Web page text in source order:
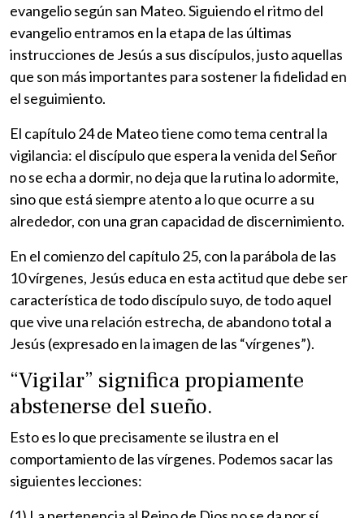
evangelio según san Mateo. Siguiendo el ritmo del
evangelio entramos en la etapa de las últimas
instrucciones de Jesús a sus discípulos, justo aquellas
que son más importantes para sostener la fidelidad en
el seguimiento.
El capítulo 24 de Mateo tiene como tema central la
vigilancia: el discípulo que espera la venida del Señor
no se echa a dormir, no deja que la rutina lo adormite,
sino que está siempre atento a lo que ocurre a su
alrededor, con una gran capacidad de discernimiento.
En el comienzo del capítulo 25, con la parábola de las
10 vírgenes, Jesús educa en esta actitud que debe ser
característica de todo discípulo suyo, de todo aquel
que vive una relación estrecha, de abandono total a
Jesús (expresado en la imagen de las “vírgenes”).
“Vigilar” significa propiamente
abstenerse del sueño.
Esto es lo que precisamente se ilustra en el
comportamiento de las vírgenes. Podemos sacar las
siguientes lecciones: